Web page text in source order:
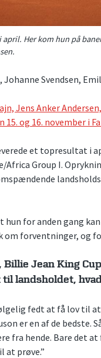
Her kom hun på
Svendsen,
Jens Anker
og 16. november i
et topresultat i
Africa Group I.
hun for anden gang
om forventninger, og
Jean King
landsholdet,
fedt at få lov til
er en af de bedste.
fra hende. Bare det
at prøve.”